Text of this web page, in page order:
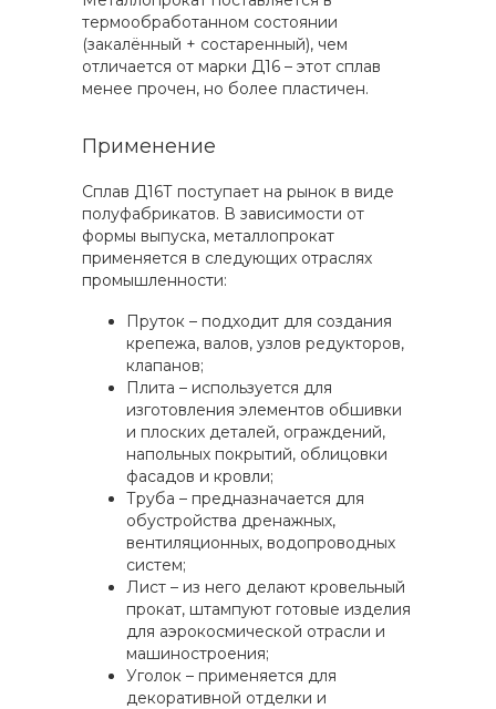
термообработанном состоянии
(закалённый + состаренный), чем
отличается от марки Д16 – этот сплав
менее прочен, но более пластичен.
Применение
Сплав Д16Т поступает на рынок в виде
полуфабрикатов. В зависимости от
формы выпуска, металлопрокат
применяется в следующих отраслях
промышленности:
Пруток – подходит для создания
крепежа, валов, узлов редукторов,
клапанов;
Плита – используется для
изготовления элементов обшивки
и плоских деталей, ограждений,
напольных покрытий, облицовки
фасадов и кровли;
Труба – предназначается для
обустройства дренажных,
вентиляционных, водопроводных
систем;
Лист – из него делают кровельный
прокат, штампуют готовые изделия
для аэрокосмической отрасли и
машиностроения;
Уголок – применяется для
декоративной отделки и